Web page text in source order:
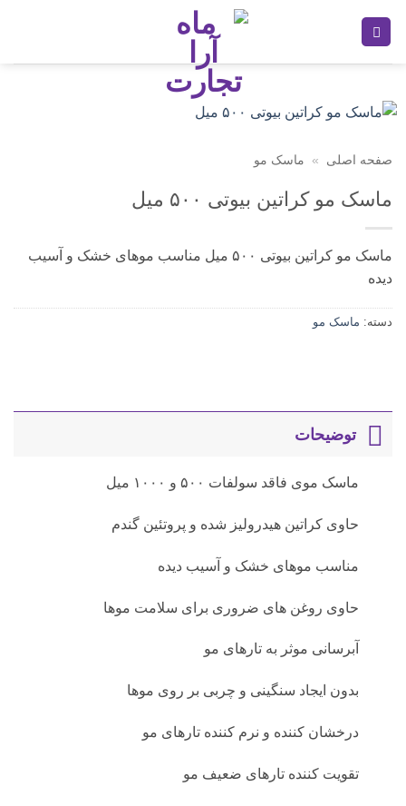
صفحه اصلی » ماسک مو
ماسک مو کراتین بیوتی ۵۰۰ میل
ماسک مو کراتین بیوتی ۵۰۰ میل مناسب موهای خشک و آسیب
دیده
دسته: ماسک مو
توضیحات
ماسک موی فاقد سولفات ۵۰۰ و ۱۰۰۰ میل
حاوی کراتین هیدرولیز شده و پروتئین گندم
مناسب موهای خشک و آسیب دیده
حاوی روغن های ضروری برای سلامت موها
آبرسانی موثر به تارهای مو
بدون ایجاد سنگینی و چربی بر روی موها
درخشان کننده و نرم کننده تارهای مو
تقویت کننده تارهای ضعیف مو